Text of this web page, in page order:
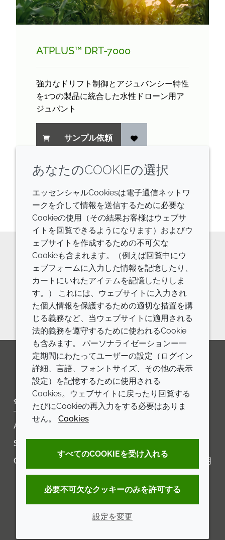
ATPLUS™ DRT-7000
強力なドリフト制御とアジュバンシー特性
を1つの製品に統合した水性ドローン用ア
ジュバント
サンプル依頼
1の1を表示しています
原料の詳細やご相談などはお気軽に
お問い合わせください。
お問い合わせフォーム
LinkedInYoutubeLine
会社
Annual Report
Sustainability Report
Croda.com
LEGAL
アクセシビリティに関する声明
あなたのCOOKIEの選択
エッセンシャルCookiesは電子通信ネットワ
ークを介して情報を送信するために必要な
Cookieの使用（その結果お客様はウェブサ
イトを回覧できるようになります）およびウ
ェブサイトを作成するための不可欠な
Cookieも含まれます。（例えば回覧中にウ
ェブフォームに入力した情報を記憶したり、
カートにいれたアイテムを記憶したりしま
す。） これには、ウェブサイトに入力され
た個人情報を保護するための適切な措置を講
じる義務など、当ウェブサイトに適用される
法的義務を遵守するために使われるCookie
も含みます。 パーソナライゼーションー一
定期間にわたってユーザーの設定（ログイン
詳細、言語、フォントサイズ、その他の表示
設定）を記憶するために使用される
Cookies。ウェブサイトに戻ったり回覧する
たびにCookieの再入力をする必要はありま
せん。 Cookies
すべてのCOOKIEを受け入れる
必要不可欠なクッキーのみを許可する
設定を変更